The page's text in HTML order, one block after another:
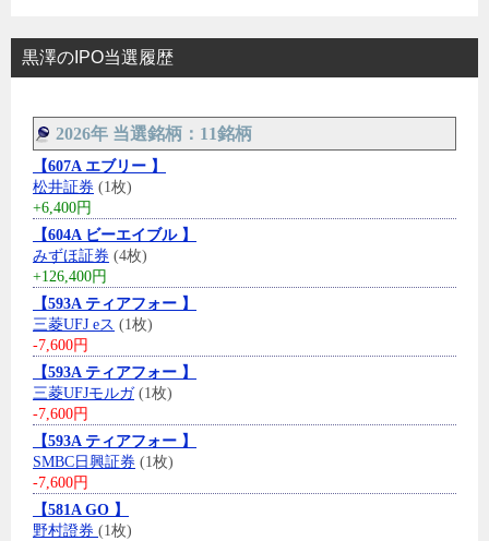
黒澤のIPO当選履歴
2026年 当選銘柄：11銘柄
【607A エブリー 】
松井証券 (1枚)
+6,400円
【604A ビーエイブル 】
みずほ証券 (4枚)
+126,400円
【593A ティアフォー 】
三菱UFJ eス (1枚)
-7,600円
【593A ティアフォー 】
三菱UFJモルガ(1枚)
-7,600円
【593A ティアフォー 】
SMBC日興証券 (1枚)
-7,600円
【581A GO 】
野村證券 (1枚)